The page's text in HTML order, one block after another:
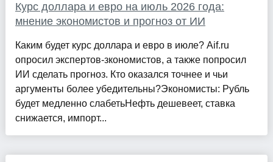
Курс доллара и евро на июль 2026 года:
мнение экономистов и прогноз от ИИ
Каким будет курс доллара и евро в июле? Aif.ru
опросил экспертов-зкономистов, а также попросил
ИИ сделать прогноз. Кто оказался точнее и чьи
аргументы более убедительны?Экономисты: Рубль
будет медленно слабетьНефть дешевеет, ставка
снижается, импорт...